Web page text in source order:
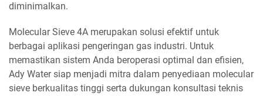
diminimalkan.
Molecular Sieve 4A merupakan solusi efektif untuk
berbagai aplikasi pengeringan gas industri. Untuk
memastikan sistem Anda beroperasi optimal dan efisien,
Ady Water siap menjadi mitra dalam penyediaan molecular
sieve berkualitas tinggi serta dukungan konsultasi teknis